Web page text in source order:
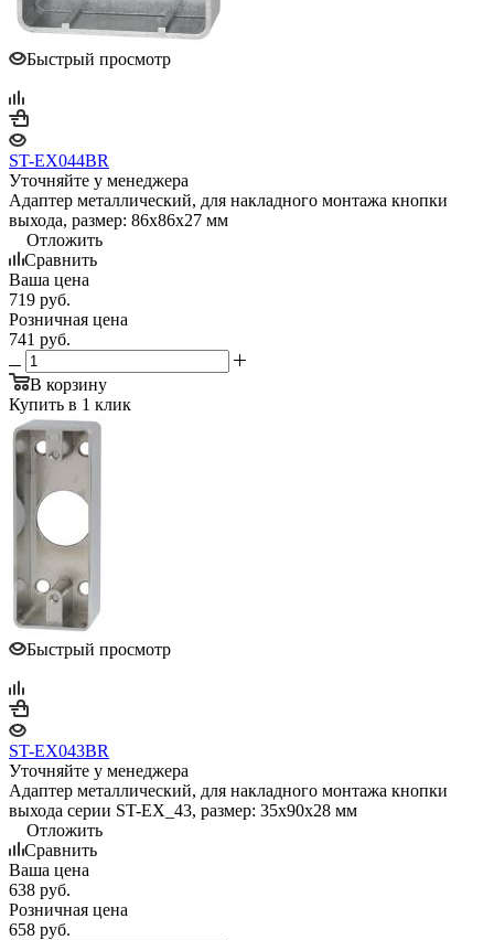
Быстрый просмотр
ST-EX044BR
Уточняйте у менеджера
Адаптер металлический, для накладного монтажа кнопки
выхода, размер: 86х86х27 мм
Отложить
Сравнить
Ваша цена
719 руб.
Розничная цена
741 руб.
В корзину
Купить в 1 клик
Быстрый просмотр
ST-EX043BR
Уточняйте у менеджера
Адаптер металлический, для накладного монтажа кнопки
выхода серии ST-EX_43, размер: 35х90х28 мм
Отложить
Сравнить
Ваша цена
638 руб.
Розничная цена
658 руб.